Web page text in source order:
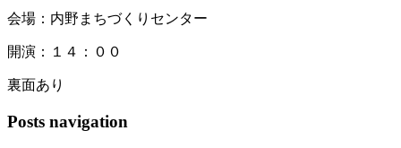
会場：内野まちづくりセンター
開演：１４：００
裏面あり
Posts navigation